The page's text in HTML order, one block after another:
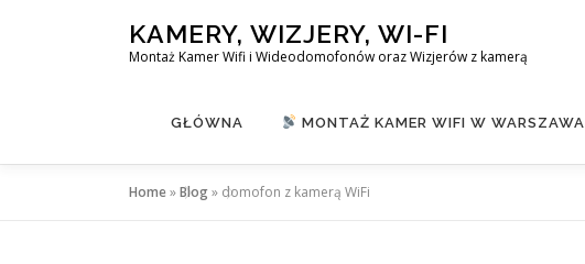
KAMERY, WIZJERY, WI-FI
Montaż Kamer Wifi i Wideodomofonów oraz Wizjerów z kamerą
GŁÓWNA MONTAŻ KAMER WIFI W WARSZAWA
Home»Blog» domofon z kamerą WiFi